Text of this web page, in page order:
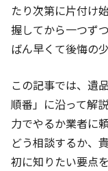
たり次第に片付け
握してから一つず
ばん早くて後悔の
この記事では、遺
順番」に沿って解
力でやるか業者に
どう相談するか、
初に知りたい要点